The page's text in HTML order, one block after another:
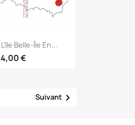
rapide
Belle-Île En...
4,00 €
Suivant